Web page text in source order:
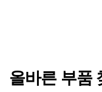
올바른 부품